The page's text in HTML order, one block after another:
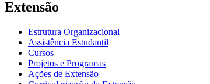
Extensão
Estrutura Organizacional
Assistência Estudantil
Cursos
Projetos e Programas
Ações de Extensão